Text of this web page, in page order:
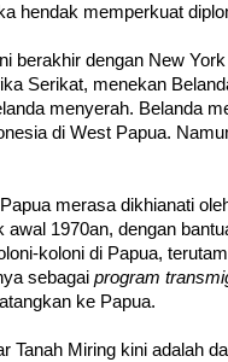
hendak memperkuat
berakhir dengan New
Serikat, menekan
menyerah. Belanda
di West Papua.
merasa dikhianati
awal 1970an, dengan
koloni di Papua,
sebagai program
ke Papua.
Tanah Miring kini adalah